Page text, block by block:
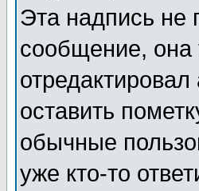
Эта надпись не
сообщение, она
оставить
обычные
уже кто-то